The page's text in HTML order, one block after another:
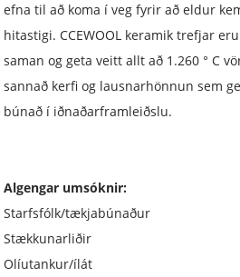
efna til að koma í veg fyrir að eldur
hitastigi. CCEWOOL keramik trefjar
saman og geta veitt allt að 1.260 ° C
sannað kerfi og lausnarhönnun sem
búnað í iðnaðarframleiðslu.
Algengar umsóknir:
Starfsfólk/tækjabúnaður
Stækkunarliðir
Olíutankur/ílát